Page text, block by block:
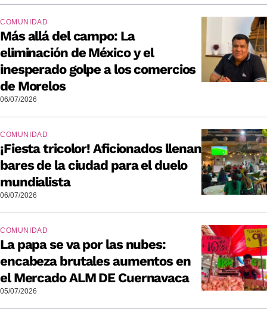
COMUNIDAD
Más allá del campo: La
eliminación de México y el
inesperado golpe a los comercios
de Morelos
06/07/2026
COMUNIDAD
¡Fiesta tricolor! Aficionados llenan
bares de la ciudad para el duelo
mundialista
06/07/2026
COMUNIDAD
La papa se va por las nubes:
encabeza brutales aumentos en
el Mercado ALM DE Cuernavaca
05/07/2026